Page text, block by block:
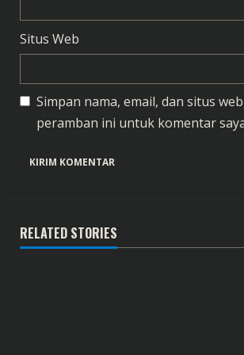
Situs Web
Simpan nama, email, dan situs
peramban ini untuk komentar
RELATED STORIES